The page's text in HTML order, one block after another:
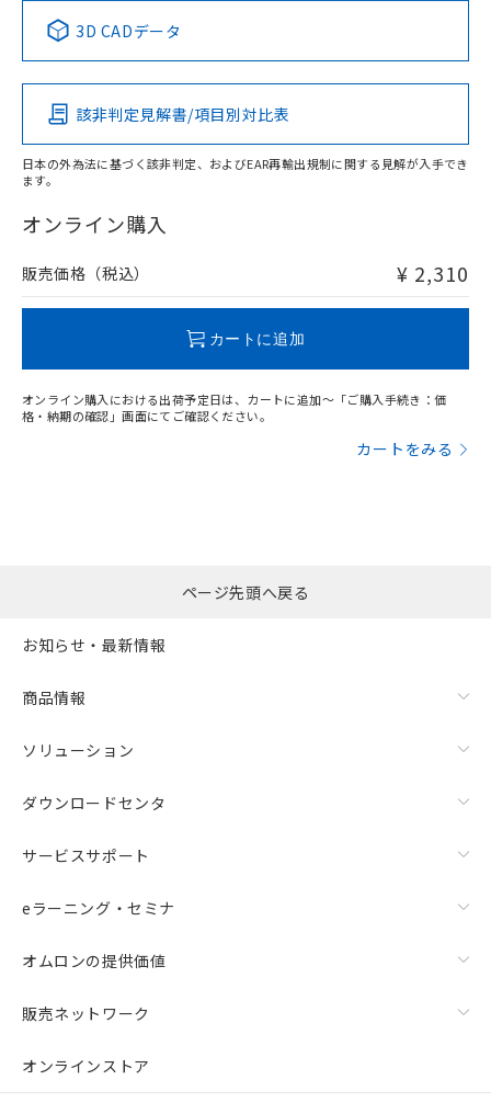
Pb Hg Cd Cr(VI)
O
在庫等で未対応品が混在する可能性があります。
問い合わせください。
この製品の規格認証/適合状況ページへ
その他の認証はこちらのページからご検索ください
3D CADデータ
該非判定見解書/項目別対比表
日本の外為法に基づく該非判定、およびEAR再輸出規制に関する見解が入手でき
ます。
オンライン購入
販売価格（税込） ¥ 2,310
カートに追加
オンライン購入における出荷予定日は、カートに追加～「ご購入手続き：価
格・納期の確認」画面にてご確認ください。
カートをみる
ページ先頭へ戻る
お知らせ・最新情報
商品情報
ソリューション
ダウンロードセンタ
サービスサポート
eラーニング・セミナ
オムロンの提供価値
販売ネットワーク
オンラインストア